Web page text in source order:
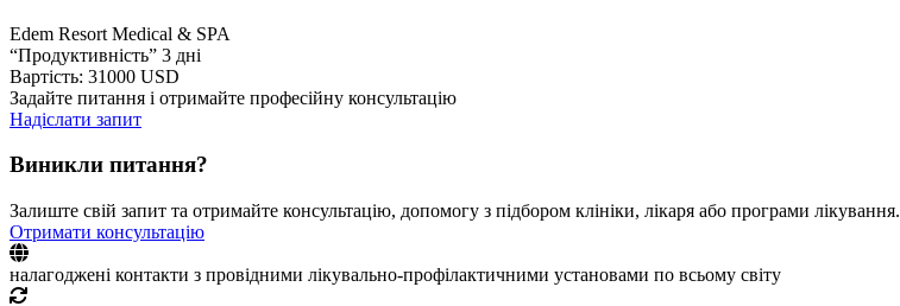
Edem Resort Medical & SPA
“Продуктивність” 3 дні
Вартість: 31000 USD
Задайте питання і отримайте професійну консультацію
Надіслати запит
Виникли питання?
Залиште свій запит та отримайте консультацію, допомогу з підбором клініки, лікаря або програми лікування.
Отримати консультацію
налагоджені контакти з провідними лікувально-профілактичними установами по всьому світу